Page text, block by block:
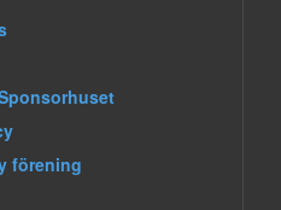
förening